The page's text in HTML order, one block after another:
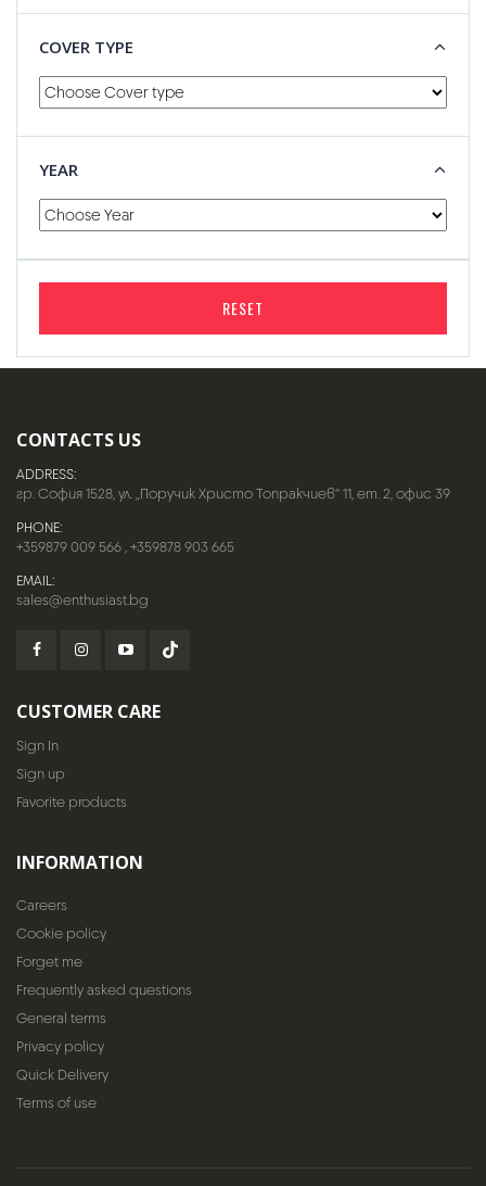
COVER TYPE
YEAR
RESET
CONTACTS US
ADDRESS:
гр. София 1528, ул. „Поручик Христо Топракчиев“ 11, ет. 2, офис 39
PHONE:
+359879 009 566,+359878 903 665
EMAIL:
sales@enthusiast.bg
CUSTOMER CARE
Sign In
Sign up
Favorite products
INFORMATION
Careers
Cookie policy
Forget me
Frequently asked questions
General terms
Privacy policy
Quick Delivery
Terms of use